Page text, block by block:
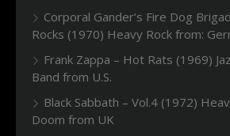
Corporal Gander’s Fire Dog
Rocks (1970) Heavy Rock from:
Frank Zappa – Hot Rats (1969)
Band from U.S.
Black Sabbath – Vol.4 (1972)
Doom from UK